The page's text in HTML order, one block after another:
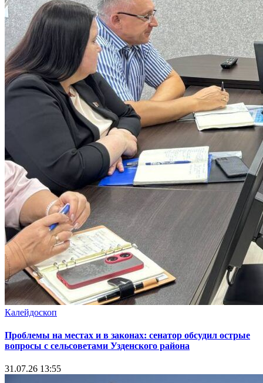
Калейдоскоп
Проблемы на местах и в законах: сенатор обсудил острые
вопросы с сельсоветами Узденского района
31.07.26 13:55